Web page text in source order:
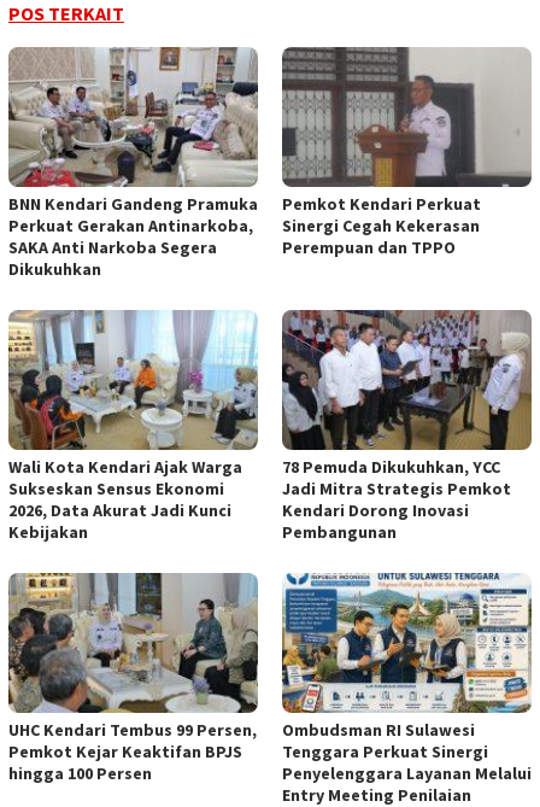
POS TERKAIT
BNN Kendari Gandeng Pramuka
Perkuat Gerakan Antinarkoba,
SAKA Anti Narkoba Segera
Dikukuhkan
Pemkot Kendari Perkuat
Sinergi Cegah Kekerasan
Perempuan dan TPPO
Wali Kota Kendari Ajak Warga
Sukseskan Sensus Ekonomi
2026, Data Akurat Jadi Kunci
Kebijakan
78 Pemuda Dikukuhkan, YCC
Jadi Mitra Strategis Pemkot
Kendari Dorong Inovasi
Pembangunan
UHC Kendari Tembus 99 Persen,
Pemkot Kejar Keaktifan BPJS
hingga 100 Persen
Ombudsman RI Sulawesi
Tenggara Perkuat Sinergi
Penyelenggara Layanan Melalui
Entry Meeting Penilaian